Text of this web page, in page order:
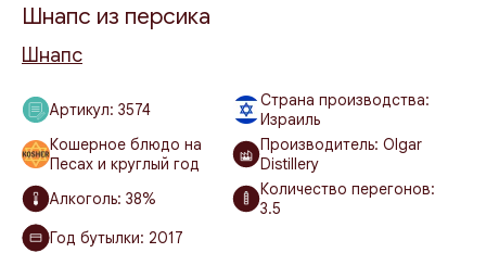
Шнапс из персика
Шнапс
Артикул: 3574
Страна производства:
Израиль
Кошерное блюдо на
Песах и круглый год
Производитель: Olgar
Distillery
Алкоголь: 38%
Количество перегонов:
3.5
Год бутылки: 2017